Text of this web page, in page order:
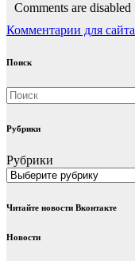
Comments are disabled
Комментарии для сайта
Поиск
Рубрики
Рубрики
Читайте новости Вконтакте
Новости